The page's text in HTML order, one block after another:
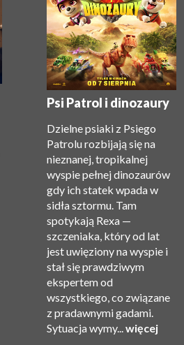
Psi Patrol i dinozaury
Dzielne psiaki z Psiego
Patrolu rozbijają się na
nieznanej, tropikalnej
wyspie pełnej dinozaurów
gdy ich statek wpada w
sidła sztormu. Tam
spotykają Rexa —
szczeniaka, który od lat
jest uwięziony na wyspie i
stał się prawdziwym
ekspertem od
wszystkiego, co związane
z pradawnymi gadami.
Sytuacja wymy...więcej